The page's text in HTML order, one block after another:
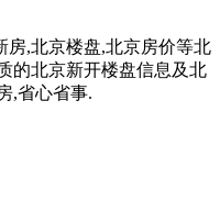
房,北京楼盘,北京房价等北
的北京新开楼盘信息及北
,省心省事.